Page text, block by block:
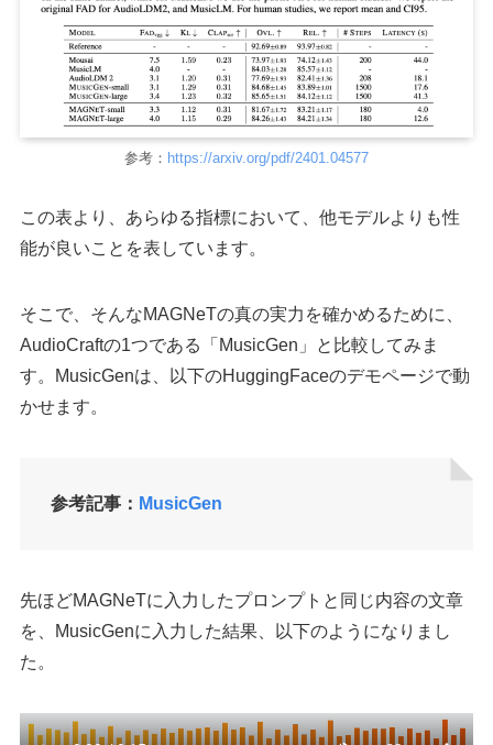
参考： https://arxiv.org/pdf/2401.04577
この表より、あらゆる指標において、他モデルよりも性
能が良いことを表しています。
そこで、そんなMAGNeTの真の実力を確かめるために、
AudioCraftの1つである「MusicGen」と比較してみま
す。MusicGenは、以下のHuggingFaceのデモページで動
かせます。
参考記事： MusicGen
先ほどMAGNeTに入力したプロンプトと同じ内容の文章
を、MusicGenに入力した結果、以下のようになりまし
た。